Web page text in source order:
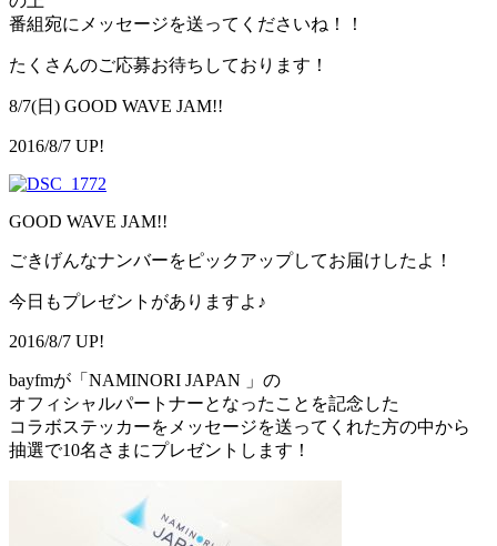
番組宛にメッセージを送ってくださいね！！
たくさんのご応募お待ちしております！
8/7(日) GOOD WAVE JAM!!
2016/8/7 UP!
GOOD WAVE JAM!!
ごきげんなナンバーをピックアップしてお届けしたよ！
今日もプレゼントがありますよ♪
2016/8/7 UP!
bayfmが「NAMINORI JAPAN 」の
オフィシャルパートナーとなったことを記念した
コラボステッカーをメッセージを送ってくれた方の中から
抽選で10名さまにプレゼントします！